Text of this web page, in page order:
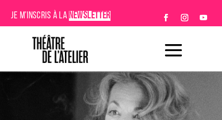
JE M’INSCRIS À LA NEWSLETTER